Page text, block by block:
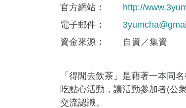
官方網站
http://
電子郵件
資金來​源
自資／集資
「得閒去飲茶」是藉著一本同
吃點心活動，讓活動參加者(公
交流認識。